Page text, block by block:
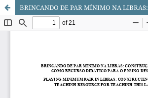
BRINCANDO DE PAR MÍNIMO NA LIBRAS: